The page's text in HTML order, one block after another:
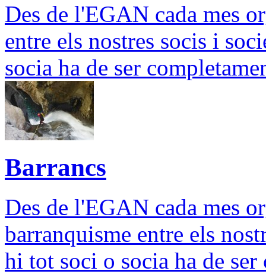
Des de l'EGAN cada mes
entre els nostres socis i
socia ha de ser
Barrancs
Des de l'EGAN cada mes
barranquisme entre els
hi tot soci o socia ha de